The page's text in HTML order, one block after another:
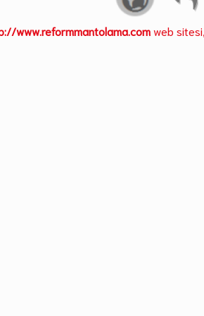
www.reformmantolama.comweb sitesi,